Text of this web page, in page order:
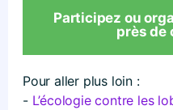
Participez ou
près de
Pour aller plus loin :
- L’écologie contre les